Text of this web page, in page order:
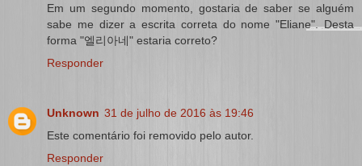
Em um segundo momento, gostaria de saber se alguém
sabe me dizer a escrita correta do nome "Eliane". Desta
forma "엘리아네" estaria correto?
Responder
Unknown 31 de julho de 2016 às 19:46
Este comentário foi removido pelo autor.
Responder